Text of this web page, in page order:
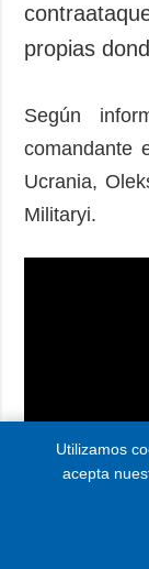
propias
Según
comandante
Ucrania,
Militaryi.
Utilizamos
acepta